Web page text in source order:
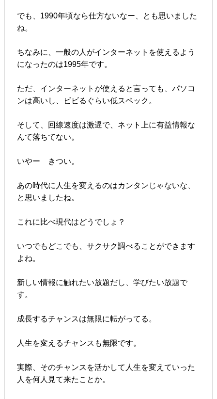
でも、1990年頃なら仕方ないなー、とも思いました
ね。
ちなみに、一般の人がインターネットを使えるよう
になったのは1995年です。
ただ、インターネットが使えると言っても、パソコ
ンは高いし、ビビるぐらい低スペック。
そして、回線速度は激遅で、ネット上に有益情報な
んて落ちてない。
いやー きつい。
あの時代に人生を変えるのはカンタンじゃないな、
と思いましたね。
これに比べ現代はどうでしょ？
いつでもどこでも、サクサク調べることができます
よね。
新しい情報に触れたい放題だし、学びたい放題で
す。
成長するチャンスは無限に転がってる。
人生を変えるチャンスも無限です。
実際、そのチャンスを活かして人生を変えていった
人を何人見て来たことか。